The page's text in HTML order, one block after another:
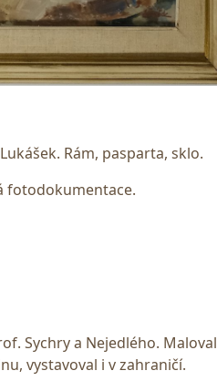
Rám, pasparta, sklo.
fotodokumentace.
Sychry a Nejedlého. Maloval
vystavoval i v zahraničí.